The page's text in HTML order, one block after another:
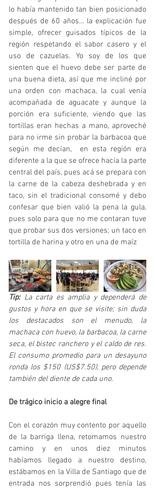
lo había mantenido tan bien posicionado
después de 60 años… la explicación fue
simple, ofrecer guisados típicos de la
región respetando el sabor casero y el
uso de cazuelas. Yo soy de los que
sienten que el huevo debe ser parte de
una buena dieta, así que me incliné por
una orden con machaca, la cual venía
acompañada de aguacate y aunque la
porción era suficiente, viendo que las
tortillas eran hechas a mano, aproveché
para no irme sin probar la barbacoa que
según me decían,  en esta región era
diferente a la que se ofrece hacía la parte
central del país, pues acá se prepara con
la carne de la cabeza deshebrada y en
taco, sin el tradicional consomé y debo
confesar que bien valió la pena la gula,
pues solo para que no me contaran tuve
que probar sus dos versiones; un taco en
tortilla de harina y otro en una de maíz
Tip: La carta es amplia y dependerá de
gustos y hora en que se visite; sin duda
los destacados son el menudo, la
machaca con huevo, la barbacoa, la carne
seca, el bistec ranchero y el caldo de res.
El consumo promedio para un desayuno
ronda los $150 (US$7.50), pero depende
también del diente de cada uno.
De trágico inicio a alegre final
Con el corazón muy contento por aquello
de la barriga llena, retomamos nuestro
camino y en unos diez minutos
habíamos llegado a nuestro destino,
estábamos en la Villa de Santiago que de
entrada nos sorprendió pues tenía las